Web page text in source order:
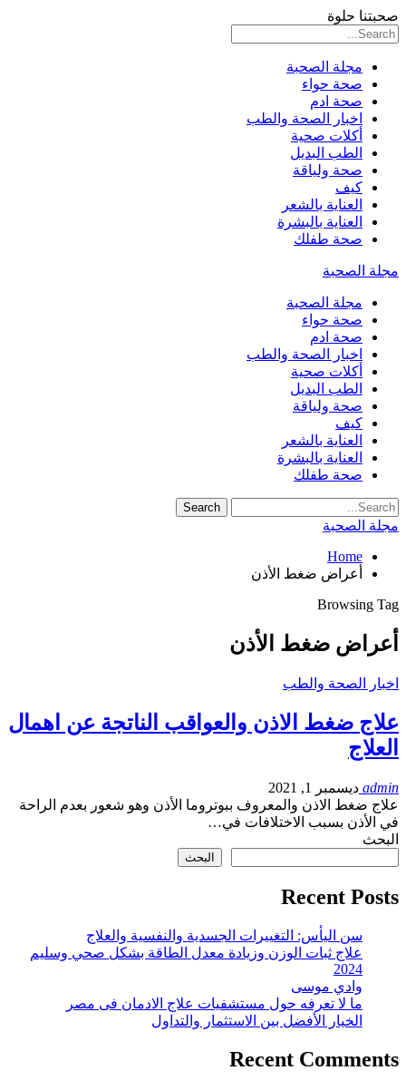
صحبتنا حلوة
مجلة الصحبة
صحة حواء
صحة ادم
اخبار الصحة والطب
أكلات صحية
الطب البديل
صحة ولياقة
كيف
العناية بالشعر
العناية بالبشرة
صحة طفلك
مجلة الصحبة
مجلة الصحبة
صحة حواء
صحة ادم
اخبار الصحة والطب
أكلات صحية
الطب البديل
صحة ولياقة
كيف
العناية بالشعر
العناية بالبشرة
صحة طفلك
مجلة الصحبة
Home
أعراض ضغط الأذن
Browsing Tag
أعراض ضغط الأذن
اخبار الصحة والطب
علاج ضغط الاذن والعواقب الناتجة عن اهمال
العلاج
admin ديسمبر 1, 2021
علاج ضغط الاذن والمعروف ببوتروما الأذن وهو شعور بعدم الراحة
في الأذن بسبب الاختلافات في…
البحث
البحث
Recent Posts
سن اليأس: التغييرات الجسدية والنفسية والعلاج
علاج ثبات الوزن وزيادة معدل الطاقة بشكل صحي وسليم
2024
وادي موسى
ما لا تعرفه حول مستشفيات علاج الادمان فى مصر
الخيار الأفضل بين الاستثمار والتداول
Recent Comments